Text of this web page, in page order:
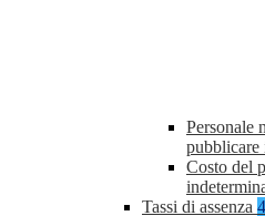
Personale
pubblicare
Costo del
Tassi di assenza